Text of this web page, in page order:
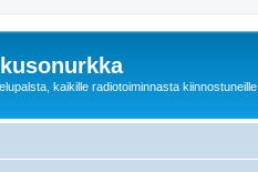
kaikille radiotoiminnasta kiinnostuneille.